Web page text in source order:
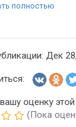
полностью
Дек
оценку этой
(Пока